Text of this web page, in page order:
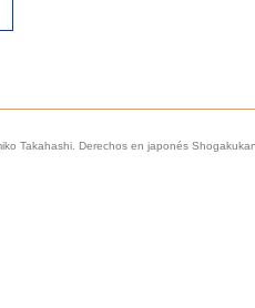
Takahashi. Derechos en japonés